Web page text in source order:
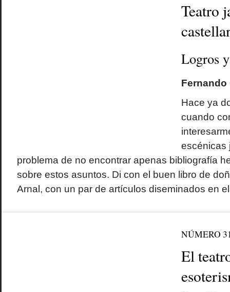
Teatro
Logros
Fernando
Hace ya
cuando
escénicas
problema de no encontrar apenas bibliografía
sobre estos asuntos. Di con el buen libro de
Arnal, con un par de artículos diseminados en
NÚMERO
El